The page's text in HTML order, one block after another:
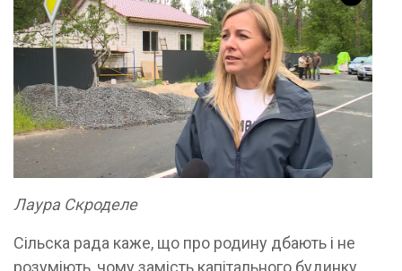
Лаура Скроделе
Сільска рада каже, що про родину дбають і не
розуміють, чому замість капітального будинку